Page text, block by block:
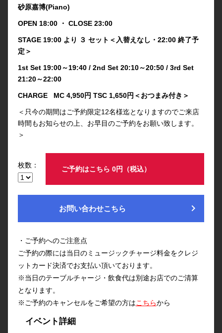
砂原嘉博(Piano)
OPEN 18:00 ・ CLOSE 23:00
STAGE 19:00 より ３ セット＜入替えなし・22:00 終了予
定＞
1st Set 19:00～19:40 / 2nd Set 20:10～20:50 / 3rd Set
21:20～22:00
CHARGE MC 4,950円 TSC 1,650円＜おつまみ付き＞
＜只今の期間はご予約限定12名様迄となりますのでご来店
時間もお知らせの上、お早目のご予約をお願い致します。
＞
枚数： ご予約はこちら 0円（税込）
お問い合わせこちら chevron_right
・ご予約へのご注意点
ご予約の際には当日のミュージックチャージ料金をクレジ
ットカード決済でお支払い頂いております。
※当日のテーブルチャージ・飲食代は別途お店でのご清算
となります。
※ご予約のキャンセルをご希望の方はこちらから
イベント詳細